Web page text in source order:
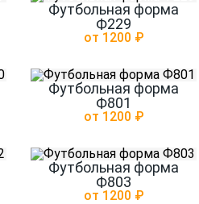
Футбольная форма
Ф229
от 1200 ₽
Футбольная форма
Ф801
от 1200 ₽
Футбольная форма
Ф803
от 1200 ₽